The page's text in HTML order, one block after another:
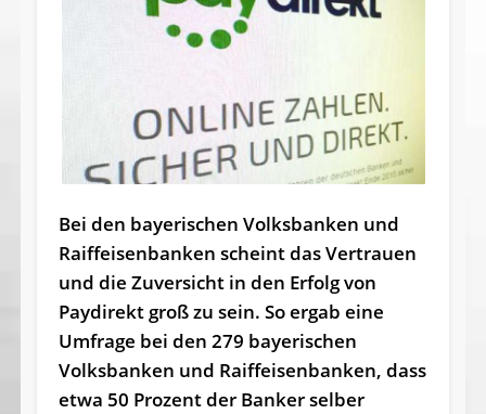
Bei den bayerischen Volksbanken und
Raiffeisenbanken scheint das Vertrauen
und die Zuversicht in den Erfolg von
Paydirekt groß zu sein. So ergab eine
Umfrage bei den 279 bayerischen
Volksbanken und Raiffeisenbanken, dass
etwa 50 Prozent der Banker selber